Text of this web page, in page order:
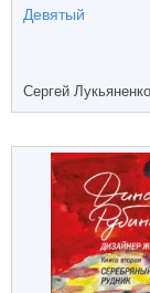
Девятый
Сергей Лукьяненко